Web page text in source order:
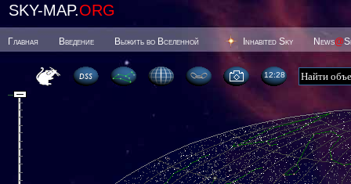
SKY-MAP.ORG
Главная Введение Выжить во Вселенной Inhabited Sky News@
12 28